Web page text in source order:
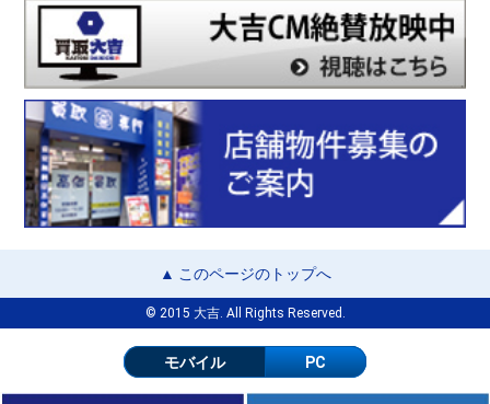
▲ このページのトップへ
© 2015 大吉. All Rights Reserved.
モバイル PC